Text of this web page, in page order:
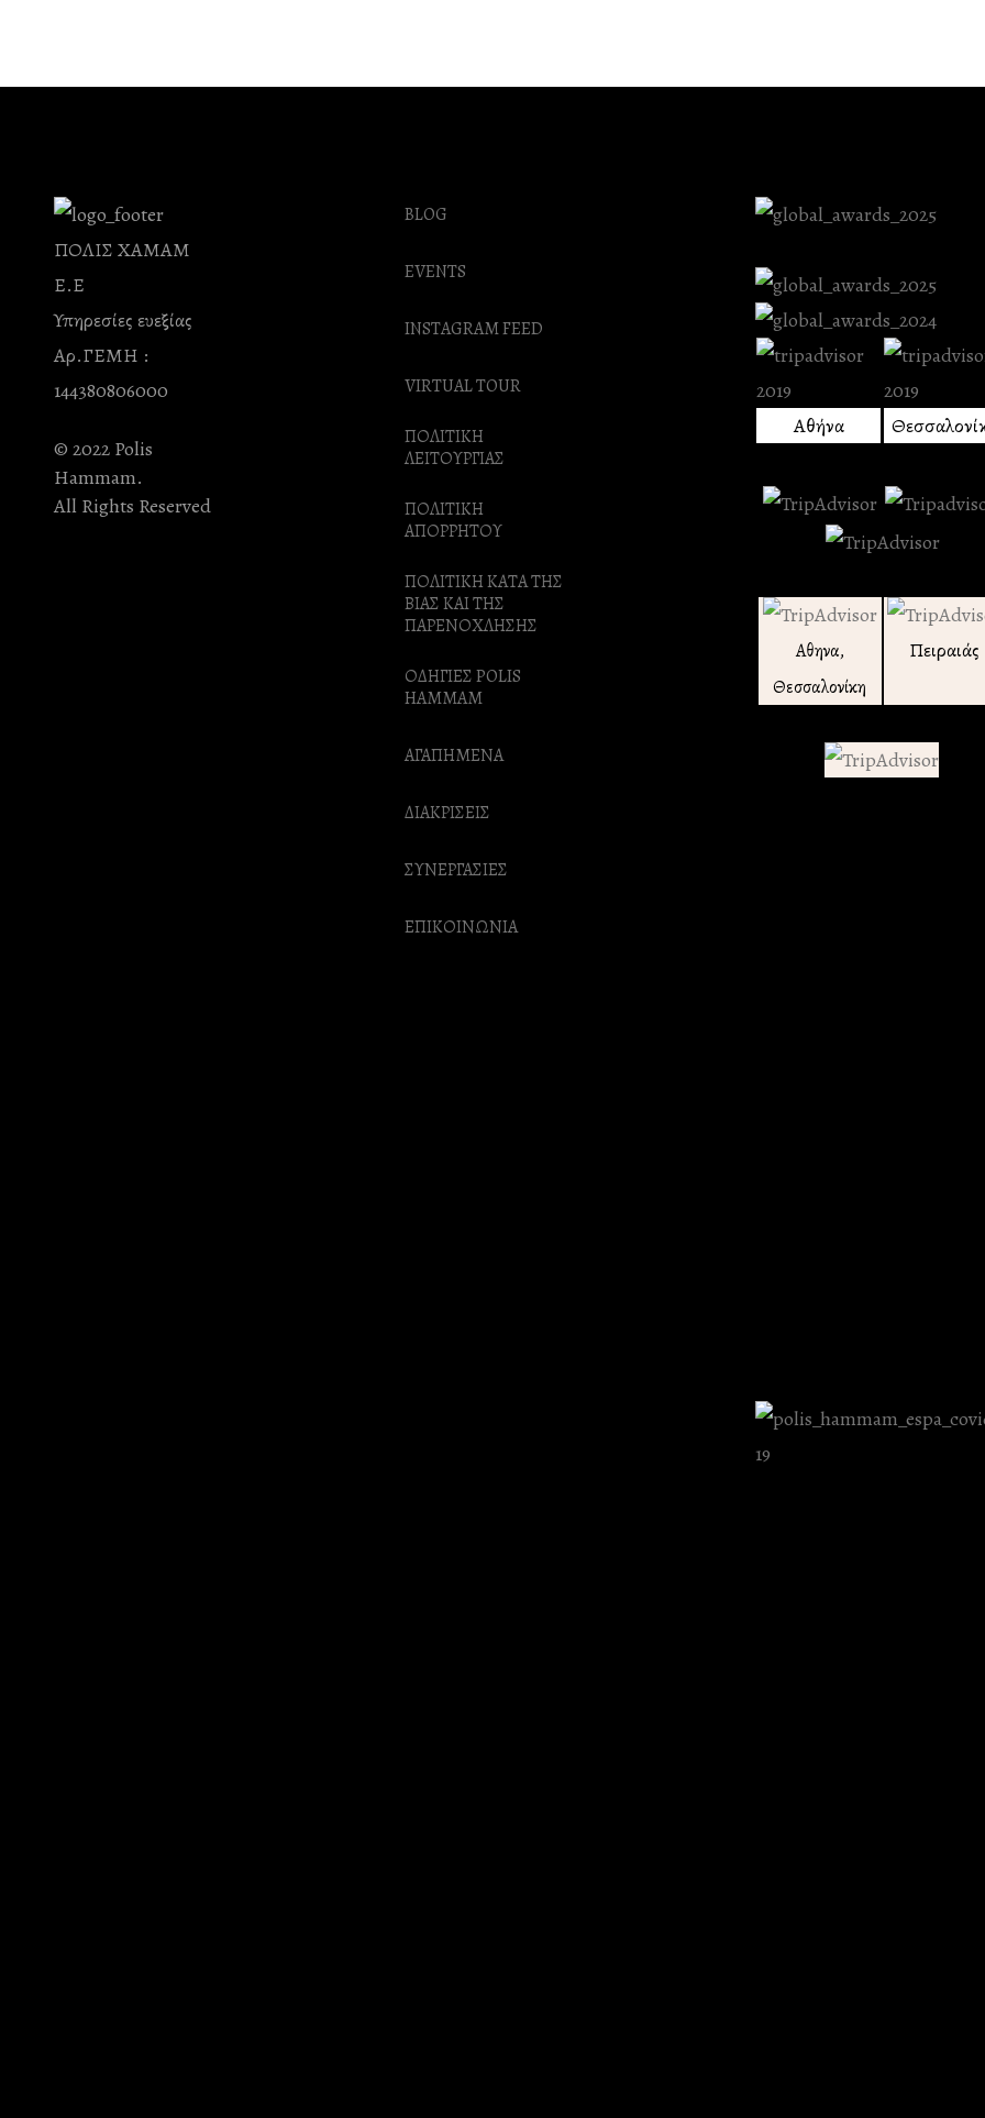
ΠΟΛΙΣ ΧΑΜΑΜ
Ε.Ε
Υπηρεσίες ευεξίας
Αρ.ΓΕΜΗ :
144380806000
© 2022 Polis
Hammam.
All Rights Reserved
BLOG
EVENTS
INSTAGRAM FEED
VIRTUAL TOUR
ΠΟΛΙΤΙΚΗ
ΛΕΙΤΟΥΡΓΙΑΣ
ΠΟΛΙΤΙΚΗ
ΑΠΟΡΡΗΤΟΥ
ΠΟΛΙΤΙΚΗ ΚΑΤΑ ΤΗΣ
ΒΙΑΣ ΚΑΙ ΤΗΣ
ΠΑΡΕΝΟΧΛΗΣΗΣ
ΟΔΗΓΙΕΣ POLIS
HAMMAM
ΑΓΑΠΗΜΕΝΑ
ΔΙΑΚΡΙΣΕΙΣ
ΣΥΝΕΡΓΑΣΙΕΣ
ΕΠΙΚΟΙΝΩΝΙΑ
Αθήνα
Αθηνα,
Θεσσαλονίκη
Πειραιάς